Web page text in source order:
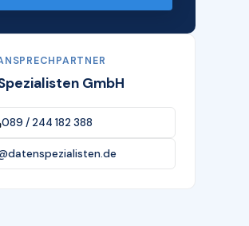
GmbH
089 / 244 182 388